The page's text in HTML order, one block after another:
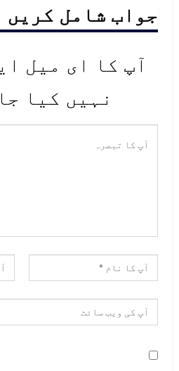
جواب شامل کریں
آپ کا ای میل
نہیں کیا